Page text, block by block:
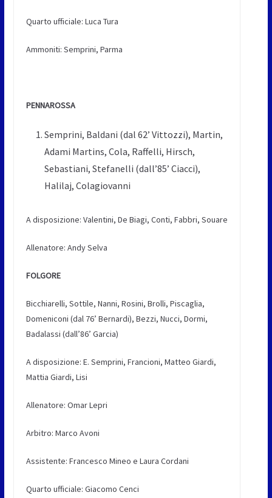
Quarto ufficiale: Luca Tura
Ammoniti: Semprini, Parma
PENNAROSSA
Semprini, Baldani (dal 62’ Vittozzi), Martin,
Adami Martins, Cola, Raffelli, Hirsch,
Sebastiani, Stefanelli (dall’85’ Ciacci),
Halilaj, Colagiovanni
A disposizione: Valentini, De Biagi, Conti, Fabbri, Souare
Allenatore: Andy Selva
FOLGORE
Bicchiarelli, Sottile, Nanni, Rosini, Brolli, Piscaglia,
Domeniconi (dal 76’ Bernardi), Bezzi, Nucci, Dormi,
Badalassi (dall’86’ Garcia)
A disposizione: E. Semprini, Francioni, Matteo Giardi,
Mattia Giardi, Lisi
Allenatore: Omar Lepri
Arbitro: Marco Avoni
Assistente: Francesco Mineo e Laura Cordani
Quarto ufficiale: Giacomo Cenci